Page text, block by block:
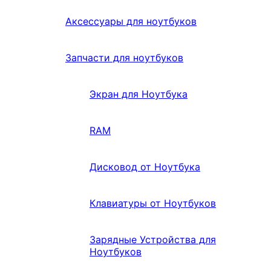
Аксессуары для ноутбуков
Запчасти для ноутбуков
Экран для Ноутбука
RAM
Дисковод от Ноутбука
Клавиатуры от Ноутбуков
Зарядные Устройства для
Ноутбуков